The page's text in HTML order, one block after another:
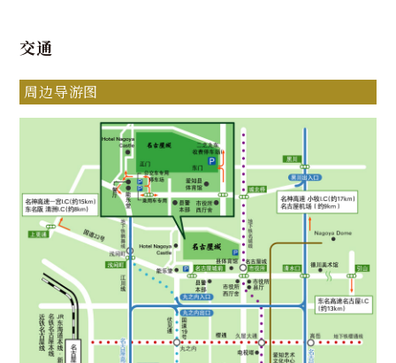
交通
周边导游图